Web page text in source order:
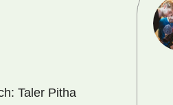
Taler Pitha